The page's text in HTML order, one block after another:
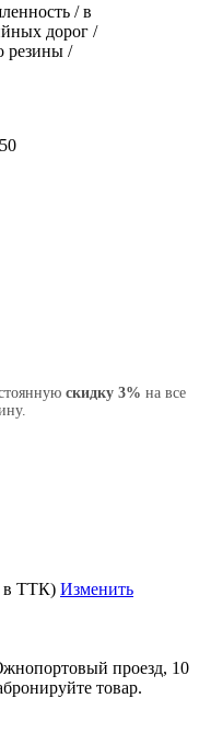
/ в
дорог /
резины /
50
скидку 3% на все
в ТТК) Изменить
проезд, 10
товар.